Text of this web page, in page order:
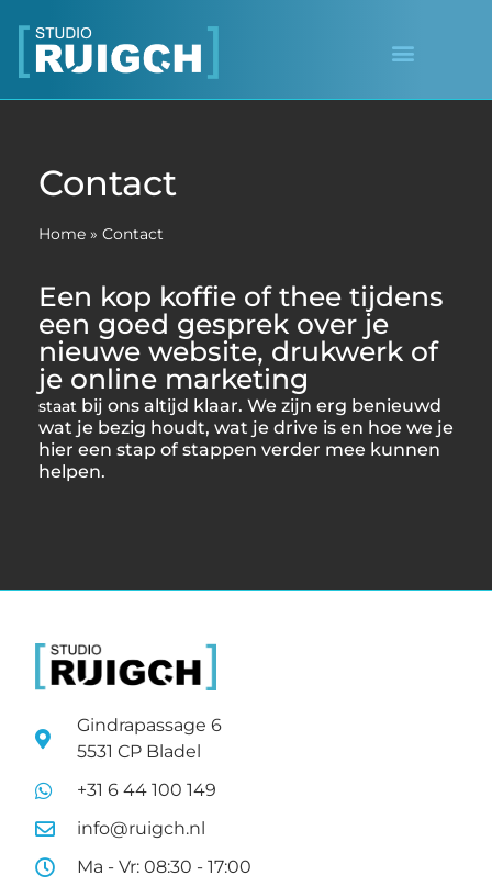
Contact
Home » Contact
Een kop koffie of thee tijdens
een goed gesprek over je
nieuwe website, drukwerk of
je online marketing
staat bij ons altijd klaar. We zijn erg benieuwd
wat je bezig houdt, wat je drive is en hoe we je
hier een stap of stappen verder mee kunnen
helpen.
Gindrapassage 6
5531 CP Bladel
+31 6 44 100 149
info@ruigch.nl
Ma - Vr: 08:30 - 17:00